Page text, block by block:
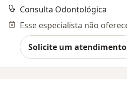
Consulta Odontológica
Solicite um atendimento